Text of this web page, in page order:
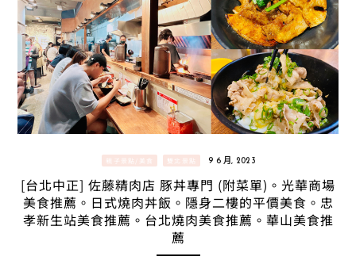
親子景點/美食 雙北景點 9 6 月, 2023
[台北中正] 佐藤精肉店 豚丼專門 (附菜單)。光華商場
美食推薦。日式燒肉丼飯。隱身二樓的平價美食。忠
孝新生站美食推薦。台北燒肉美食推薦。華山美食推
薦